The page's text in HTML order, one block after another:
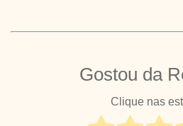
Gostou da
Clique nas